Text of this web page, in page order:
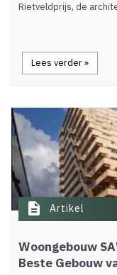
Rietveldprijs, de
Lees verder »
description Artikel
Woongebouw
Beste Gebouw